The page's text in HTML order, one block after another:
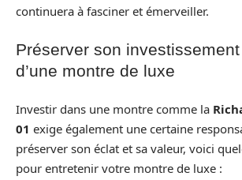
continuera à fasciner et émerveiller.
Préserver son investissement
d’une montre de luxe
Investir dans une montre comme la
01 exige également une certaine
préserver son éclat et sa valeur, voici
pour entretenir votre montre de luxe :